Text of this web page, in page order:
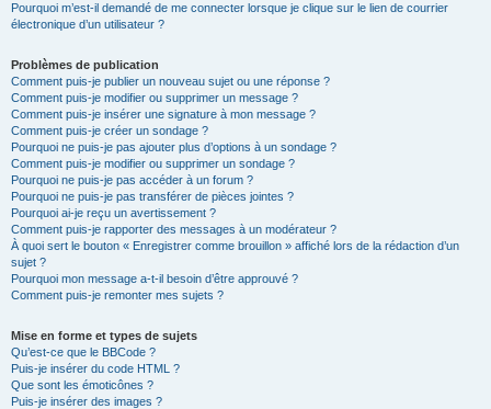
Pourquoi m’est-il demandé de me connecter lorsque je clique sur le lien de courrier
électronique d’un utilisateur ?
Problèmes de publication
Comment puis-je publier un nouveau sujet ou une réponse ?
Comment puis-je modifier ou supprimer un message ?
Comment puis-je insérer une signature à mon message ?
Comment puis-je créer un sondage ?
Pourquoi ne puis-je pas ajouter plus d’options à un sondage ?
Comment puis-je modifier ou supprimer un sondage ?
Pourquoi ne puis-je pas accéder à un forum ?
Pourquoi ne puis-je pas transférer de pièces jointes ?
Pourquoi ai-je reçu un avertissement ?
Comment puis-je rapporter des messages à un modérateur ?
À quoi sert le bouton « Enregistrer comme brouillon » affiché lors de la rédaction d’un
sujet ?
Pourquoi mon message a-t-il besoin d’être approuvé ?
Comment puis-je remonter mes sujets ?
Mise en forme et types de sujets
Qu’est-ce que le BBCode ?
Puis-je insérer du code HTML ?
Que sont les émoticônes ?
Puis-je insérer des images ?